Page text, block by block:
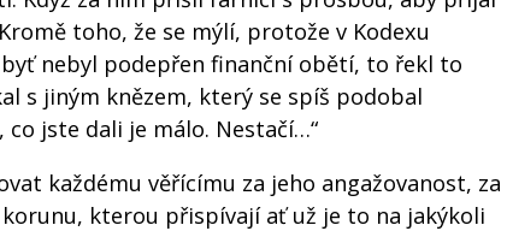
toho, že se mýlí, protože v Kodexu
nebyl podepřen finanční obětí, to řekl to
s jiným knězem, který se spíš podobal
co jste dali je málo. Nestačí…“
každému věřícímu za jeho angažovanost, za
kterou přispívají ať už je to na jakýkoli